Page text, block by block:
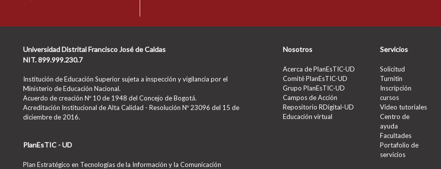
Universidad Distrital Francisco José de Caldas
NIT. 899.999.230.7
Institución de Educación Superior sujeta a inspección y vigilancia por el
Ministerio de Educación Nacional.
Acuerdo de creación Nº 10 de 1948 del Concejo de Bogotá.
Acreditación Institucional de Alta Calidad - Resolución Nº 23096 del 15 de
diciembre de 2016.
PlanEsTIC - UD
Plan Estratégico en Tecnologías de la Información y la Comunicación
Nosotros
Acerca de PlanEsTIC-UD
Comité PlanEsTIC-UD
Grupo PlanEsTIC-UD
Campos de Acción
Repositorio RDigital-UD
Educación virtual
Servicios
Solicitud
Turnitin
Inscripción
cursos
Video tutoriales
Centro de
ayuda
Facultades
Portafolio de
servicios